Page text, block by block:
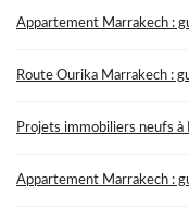
Appartement Marrakech :
Route Ourika Marrakech :
Projets immobiliers neufs à
Appartement Marrakech :